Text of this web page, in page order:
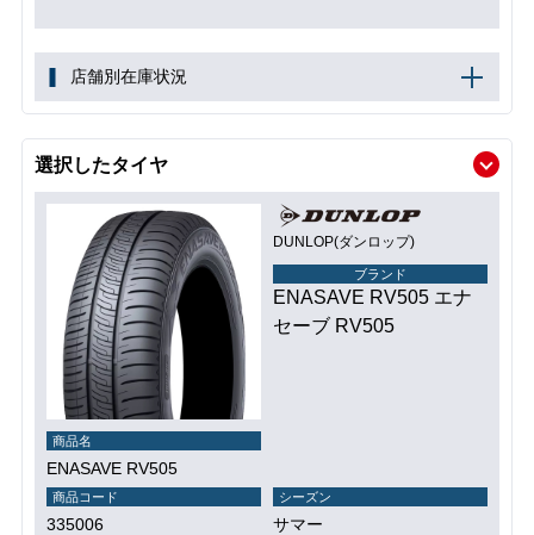
店舗別在庫状況
選択したタイヤ
DUNLOP(ダンロップ)
ブランド
ENASAVE RV505 エナ
セーブ RV505
商品名
ENASAVE RV505
商品コード
335006
シーズン
サマー